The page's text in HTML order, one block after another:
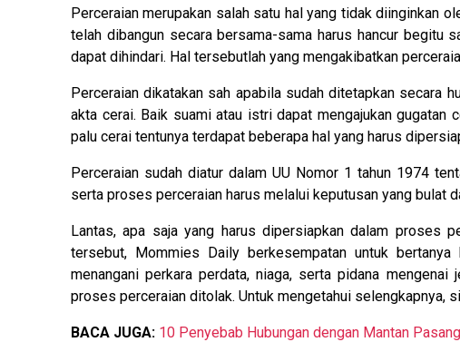
Perceraian merupakan salah satu hal yang tidak diinginkan
telah dibangun secara bersama-sama harus hancur begitu
dapat dihindari. Hal tersebutlah yang mengakibatkan
Perceraian dikatakan sah apabila sudah ditetapkan secara
akta cerai. Baik suami atau istri dapat mengajukan gugatan
palu cerai tentunya terdapat beberapa hal yang harus
Perceraian sudah diatur dalam UU Nomor 1 tahun 1974
serta proses perceraian harus melalui keputusan yang bulat
Lantas, apa saja yang harus dipersiapkan dalam proses
tersebut, Mommies Daily berkesempatan untuk bertanya
menangani perkara perdata, niaga, serta pidana
proses perceraian ditolak. Untuk mengetahui selengkapnya,
BACA JUGA: 10 Penyebab Hubungan dengan Mantan